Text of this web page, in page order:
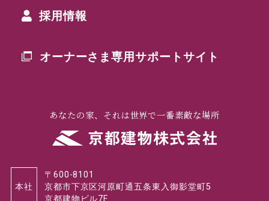
採用情報
オーナーさま専用サポートサイト
あなたの家、それは世界で一番素敵な場所
本社
〒600-8101
京都市下京区河原町通五条東入御影堂町5
京都建物ビル7F